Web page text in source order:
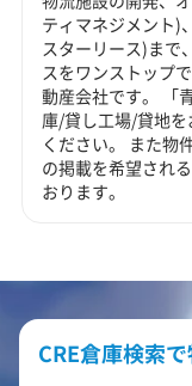
ティマネジメント)
スターリース)まで
スをワンストップ
動産会社です。 「
庫/貸し工場/貸地
ください。 また物
の掲載を希望され
おります。
CRE倉庫検索